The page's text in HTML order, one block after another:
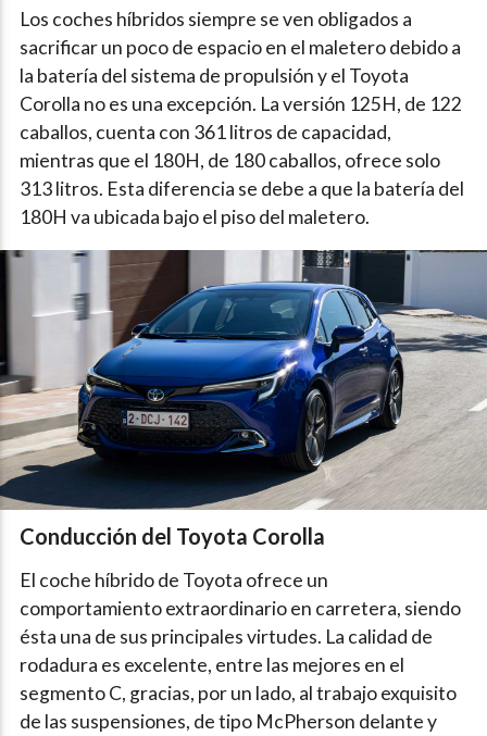
Los coches híbridos siempre se ven obligados a
sacrificar un poco de espacio en el maletero debido a
la batería del sistema de propulsión y el Toyota
Corolla no es una excepción. La versión 125H, de 122
caballos, cuenta con 361 litros de capacidad,
mientras que el 180H, de 180 caballos, ofrece solo
313 litros. Esta diferencia se debe a que la batería del
180H va ubicada bajo el piso del maletero.
Conducción del Toyota Corolla
El coche híbrido de Toyota ofrece un
comportamiento extraordinario en carretera, siendo
ésta una de sus principales virtudes. La calidad de
rodadura es excelente, entre las mejores en el
segmento C, gracias, por un lado, al trabajo exquisito
de las suspensiones, de tipo McPherson delante y